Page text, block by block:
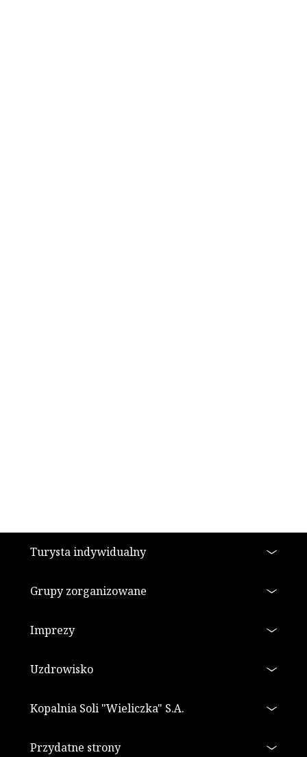
Stopka
Turysta indywidualny
Grupy zorganizowane
Imprezy
Uzdrowisko
Kopalnia Soli "Wieliczka" S.A.
Przydatne strony